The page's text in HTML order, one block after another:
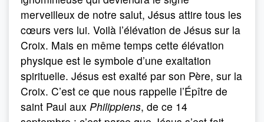
merveilleux de notre salut, Jésus attire tous les
cœurs vers lui. Voilà l’élévation de Jésus sur la
Croix. Mais en même temps cette élévation
physique est le symbole d’une exaltation
spirituelle. Jésus est exalté par son Père, sur la
Croix. C’est ce que nous rappelle l’Épître de
saint Paul aux Philippiens, de ce 14